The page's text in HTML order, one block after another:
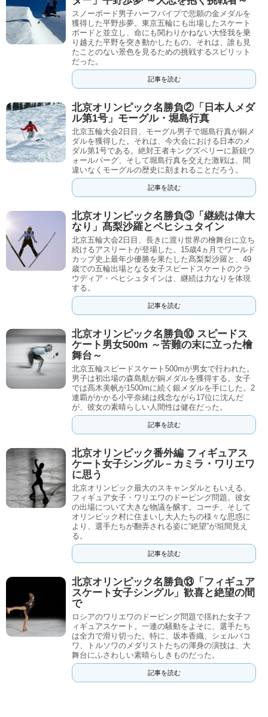
スノーボード男子ハーフパイプで悲願の金メダルを
獲得した平野歩夢。東京五輪にも出場したスケート
ボードと並立し、命にも関わりかねない大怪我を乗
り越えた平野を突き動かしたもの。それは、誰も見
たことのない景色を見るための挑戦するスピリット
だった。
記事を読む
北京オリンピック名勝負②「日本人メダ
ル第1号」モーグル・堀島行真
北京五輪大会2日目、モーグル男子で堀島行真が銅メ
ダルを獲得した。それは、今大会における日本のメ
ダル第1号である。絶対王者キングズベリーに新鋭ウ
ォールバーグ、そして堀島行真を交えた激戦は、間
違いなくモーグルの歴史に刻まれることだろう。
記事を読む
北京オリンピック名勝負③「継続は偉大
なり」髙梨沙羅とペヒシュタイン
北京五輪大会2日目、長きに渡り世界の檜舞台に立ち
続けるアスリートが登場した。15歳4ヵ月でワールド
カップ史上最年少優勝を果たした髙梨梨沙羅と、49
歳での五輪出場となる女子スピードスケートのクラ
ウディア・ペヒシュタインは、継続は力なりを体現
する。
記事を読む
北京オリンピック名勝負⑩ スピードス
ケート男女500m ～苦難の末に立った檜
舞台～
北京五輪スピードスケート500mが男女で行われた。
男子は初出場の森島航が銅メダルを獲得する。女子
では髙木美帆が1500mに続く銀メダルを手にした。2
連覇がかかる小平奈緒は残念ながら17位に沈んだ
が、彼女の素晴らしい人間性は健在だった。
記事を読む
北京オリンピック番外編 フィギュアス
ケート女子シングル－カミラ・ワリエワ
に思う
北京オリンピック最大のスキャンダルともいえる、
フィギュア女子・ワリエワのドーピング問題。彼女
の出場について大きな物議を醸す。コーチ、そして
オリンピック村に住まいし大人たちの様々な思惑に
より、選手たちが翻弄される姿に“絶望”が垣間見え
る。
記事を読む
北京オリンピック名勝負⑬「フィギュア
スケート女子シングル」歓喜と絶望の間
で
ロシアのワリエワのドーピング問題で揺れた女子フ
ィギュアスケート。一連の騒動をよそに、選手たち
は全力で滑り切った。特に、坂本香織、シェルバコ
ワ、トルソワのメダリストたちの渾身の演技は、大
舞台にふさわしい素晴らしきものだった。
記事を読む